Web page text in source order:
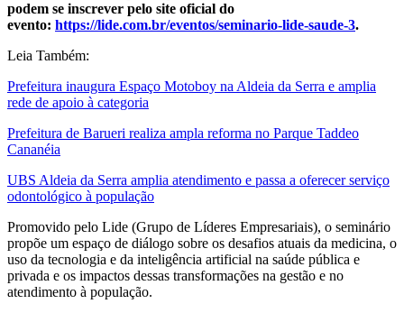
podem se inscrever pelo site oficial do
evento: https://lide.com.br/eventos/seminario-lide-saude-3.
Leia Também:
Prefeitura inaugura Espaço Motoboy na Aldeia da Serra e amplia
rede de apoio à categoria
Prefeitura de Barueri realiza ampla reforma no Parque Taddeo
Cananéia
UBS Aldeia da Serra amplia atendimento e passa a oferecer serviço
odontológico à população
Promovido pelo Lide (Grupo de Líderes Empresariais), o seminário
propõe um espaço de diálogo sobre os desafios atuais da medicina, o
uso da tecnologia e da inteligência artificial na saúde pública e
privada e os impactos dessas transformações na gestão e no
atendimento à população.